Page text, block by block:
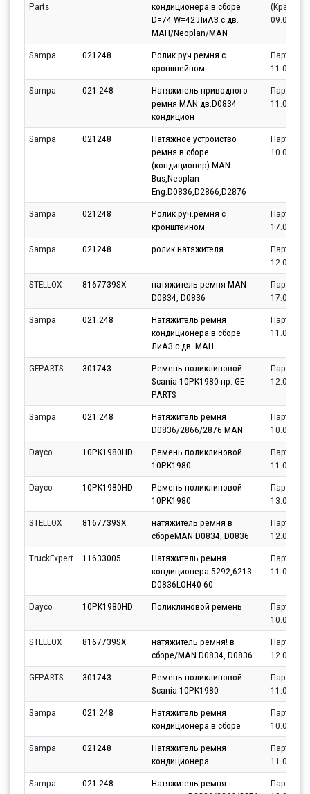
Parts
кондиционера в сборе
D=74 W=42 ЛиАЗ с дв.
МАН/Neoplan/MAN
Sampa 021248
Ролик руч.ремня с
кронштейном
Партнёр
Sampa
021.248
Натяжитель приводного
ремня MAN дв.D0834
кондицион
Партнёр
Sampa 021248
Натяжное устройство
ремня в сборе
(кондиционер) MAN
Bus,Neoplan
Eng.D0836,D2866,D2876
Партнёр
Sampa 021248
Ролик руч.ремня с
кронштейном
Партнёр
Sampa
021248 ролик натяжителя
Партнёр
STELLOX
8167739SX
натяжитель ремня MAN
D0834, D0836
Партнёр
Sampa
021.248
Натяжитель ремня
кондиционера в сборе
ЛиАЗ с дв. МАН
Партнёр
GEPARTS 301743
Ремень поликлиновой
Scania 10PK1980 пр. GE
PARTS
Партнёр
Sampa 021.248
Натяжитель ремня
D0836/2866/2876 MAN
Партнёр
Dayco
10PK1980HD
Ремень поликлиновой
10PK1980
Партнёр
Dayco
10PK1980HD
Ремень поликлиновой
10PK1980
Партнёр
STELLOX
8167739SX
натяжитель ремня в
сбореMAN D0834, D0836
Партнёр
TruckExpert
11633005
Натяжитель ремня
кондиционера 5292,6213
D0836LOH40-60
Партнёр
Dayco 10PK1980HD Поликлиновой ремень
Партнёр
STELLOX
8167739SX
натяжитель ремня! в
сборе/MAN D0834, D0836
Партнёр
GEPARTS
301743
Ремень поликлиновой
Scania 10PK1980
Партнёр
Sampa
021.248
Натяжитель ремня
кондиционера в сборе
Партнёр
Sampa
021248
Натяжитель ремня
кондиционера
Партнёр
Sampa
021.248
Натяжитель ремня
Партнёр